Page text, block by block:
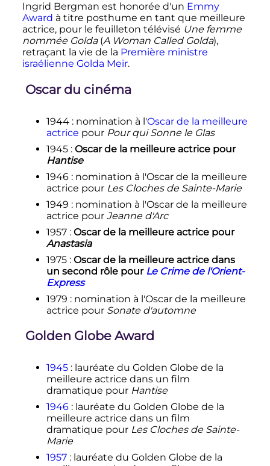
Ingrid Bergman est honorée d'un Emmy
Award à titre posthume en tant que meilleure
actrice, pour le feuilleton télévisé Une femme
nommée Golda(A Woman Called Golda),
retraçant la vie de la Première ministre
israélienne Golda Meir.
Oscar du cinéma
1944 : nomination à l'Oscar de la meilleure
actrice pour Pour qui Sonne le Glas
1945 : Oscar de la meilleure actrice pour
Hantise
1946 : nomination à l'Oscar de la meilleure
actrice pour Les Cloches de Sainte-Marie
1949 : nomination à l'Oscar de la meilleure
actrice pour Jeanne d'Arc
1957 : Oscar de la meilleure actrice pour
Anastasia
1975 : Oscar de la meilleure actrice dans
un second rôle pour Le Crime de l'Orient-
Express
1979 : nomination à l'Oscar de la meilleure
actrice pour Sonate d'automne
Golden Globe Award
1945 : lauréate du Golden Globe de la
meilleure actrice dans un film
dramatique pour Hantise
1946 : lauréate du Golden Globe de la
meilleure actrice dans un film
dramatique pour Les Cloches de Sainte-
Marie
1957 : lauréate du Golden Globe de la